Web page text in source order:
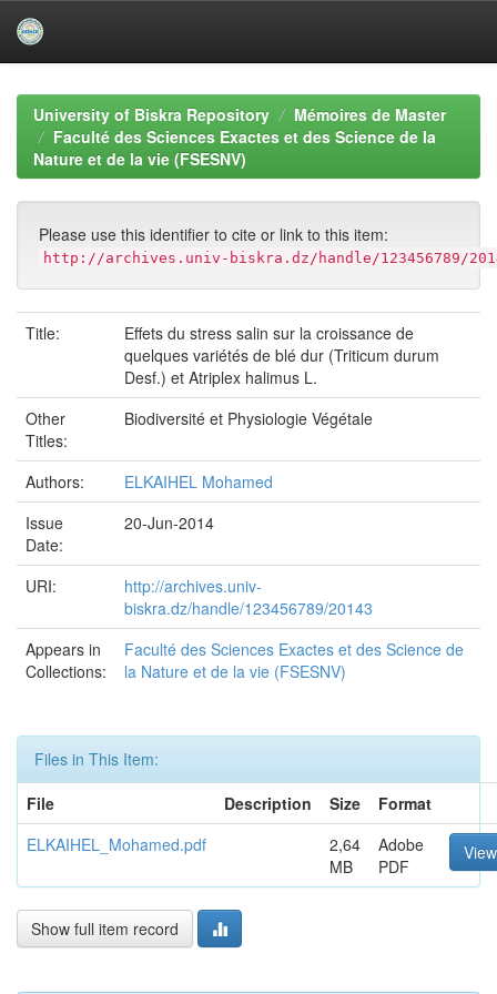
navigationUniversity of Biskra Repository
Mémoires de Master
Faculté des Sciences Exactes et des Science de la
Nature et de la vie (FSESNV)
Please use this identifier to cite or link to this item:
http://archives.univ-biskra.dz/handle/123456789/
Title:
Effets du stress salin sur la croissance de
quelques variétés de blé dur (Triticum durum
Desf.) et Atriplex halimus L.
Other
Titles:
Biodiversité et Physiologie Végétale
Authors:
ELKAIHEL Mohamed
Issue
Date:
20-Jun-2014
URI:
http://archives.univ-
biskra.dz/handle/123456789/20143
Appears in
Collections:
Faculté des Sciences Exactes et des Science de
la Nature et de la vie (FSESNV)
Files in This Item:
File
Description Size
Format
ELKAIHEL_Mohamed.pdf
2,64
MB
Adobe
PDF
Show full item record